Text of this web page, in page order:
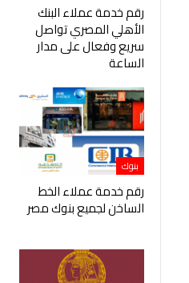
رقم خدمة عملاء البنك
الأهلي المصري تواصل
سريع وفعال على مدار
الساعة
بنوك
رقم خدمة عملاء الخط
الساخن لجميع بنوك مصر